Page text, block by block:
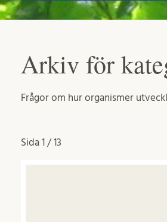
Arkiv för
Frågor om hur organismer
Sida 1 / 13